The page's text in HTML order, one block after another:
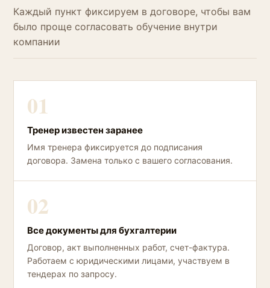
Каждый пункт фиксируем в договоре, чтобы вам
было проще согласовать обучение внутри
компании
01
Тренер известен заранее
Имя тренера фиксируется до подписания
договора. Замена только с вашего согласования.
02
Все документы для бухгалтерии
Договор, акт выполненных работ, счет-фактура.
Работаем с юридическими лицами, участвуем в
тендерах по запросу.